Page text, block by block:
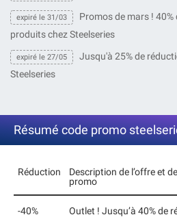
expiré le 31/03
Promos de mars !
produits chez Steelseries
expiré le 27/05
Jusqu'à 25% de
Steelseries
Résumé code promo
Réduction
Description de l’offre et
promo
-40%
Outlet ! Jusqu’à 40% de